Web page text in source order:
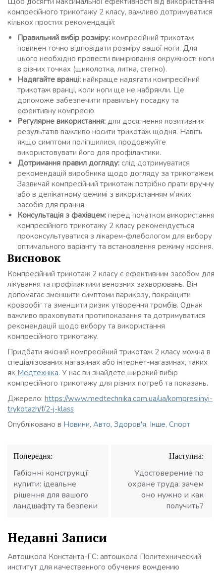
компресійного трикотажу 2 класу, важливо дотримуватися
кількох простих рекомендацій:
Правильний вибір розміру: компресійний трикотаж
повинен точно відповідати розміру вашої ноги. Для
цього необхідно провести вимірювання окружності ноги
в різних точках (щиколотка, литка, стегно).
Надягайте вранці: найкраще надягати компресійний
трикотаж вранці, коли ноги ще не набрякли. Це
допоможе забезпечити правильну посадку та
ефективну компресію.
Регулярне використання: для досягнення позитивних
результатів важливо носити трикотаж щодня. Навіть
якщо симптоми поліпшилися, продовжуйте
використовувати його для профілактики.
Дотримання правил догляду: слід дотримуватися
рекомендацій виробника щодо догляду за трикотажем.
Зазвичай компресійний трикотаж потрібно прати вручну
або в делікатному режимі з використанням м’яких
засобів для прання.
Консультація з фахівцем: перед початком використання
компресійного трикотажу 2 класу рекомендується
проконсультуватися з лікарем-флебологом для вибору
оптимального варіанту та встановлення режиму носіння.
Висновок
Компресійний трикотаж 2 класу є ефективним засобом для
лікування та профілактики венозних захворювань. Він
допомагає зменшити симптоми варикозу, покращити
кровообіг та зменшити ризик утворення тромбів. Однак
важливо враховувати протипоказання та дотримуватися
рекомендацій щодо вибору та використання
компресійного трикотажу.
Придбати якісний компресійний трикотаж 2 класу можна в
спеціалізованих магазинах або інтернет-магазинах, таких
як Медтехніка. У нас ви знайдете широкий вибір
компресійного трикотажу для різних потреб та показань.
Джерело: https://www.medtechnika.com.ua/ua/kompresiinyi-
trykotazh/f/2-j-klass
Опубліковано в Новини, Авто, Здоров'я, Інше, Спорт
Навігація
записів
Попередня:
Габіонні конструкції
купити: ідеальне
рішення для вашого
ландшафту та безпеки
Наступна:
Удостоверение по
охране труда: зачем
оно нужно и как
получить?
Недавні Записи
Автошкола Константа-ГС: автошкола Политехнический
институт для качественного обучения вождению